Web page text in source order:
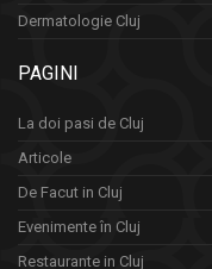
Dermatologie Cluj
PAGINI
La doi pasi de Cluj
Articole
De Facut in Cluj
Evenimente în Cluj
Restaurante in Cluj